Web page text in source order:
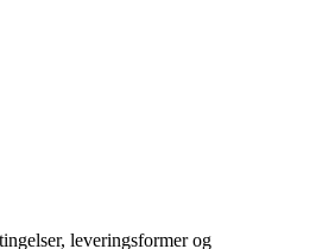
leveringsformer og